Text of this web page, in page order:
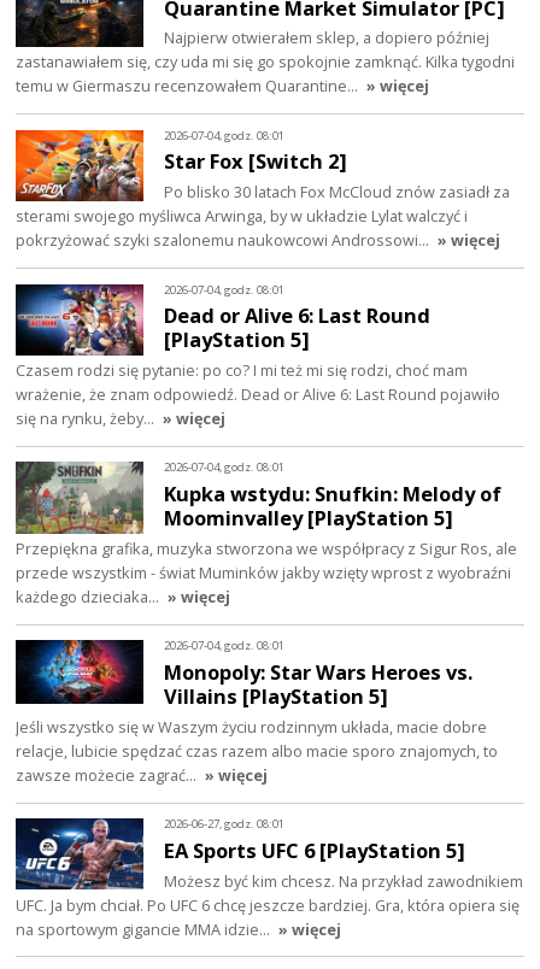
Quarantine Market Simulator [PC]
Najpierw otwierałem sklep, a dopiero później
zastanawiałem się, czy uda mi się go spokojnie zamknąć. Kilka tygodni
temu w Giermaszu recenzowałem Quarantine… » więcej
2026-07-04, godz. 08:01
Star Fox [Switch 2]
Po blisko 30 latach Fox McCloud znów zasiadł za
sterami swojego myśliwca Arwinga, by w układzie Lylat walczyć i
pokrzyżować szyki szalonemu naukowcowi Androssowi… » więcej
2026-07-04, godz. 08:01
Dead or Alive 6: Last Round
[PlayStation 5]
Czasem rodzi się pytanie: po co? I mi też mi się rodzi, choć mam
wrażenie, że znam odpowiedź. Dead or Alive 6: Last Round pojawiło
się na rynku, żeby… » więcej
2026-07-04, godz. 08:01
Kupka wstydu: Snufkin: Melody of
Moominvalley [PlayStation 5]
Przepiękna grafika, muzyka stworzona we współpracy z Sigur Ros, ale
przede wszystkim - świat Muminków jakby wzięty wprost z wyobraźni
każdego dzieciaka… » więcej
2026-07-04, godz. 08:01
Monopoly: Star Wars Heroes vs.
Villains [PlayStation 5]
Jeśli wszystko się w Waszym życiu rodzinnym układa, macie dobre
relacje, lubicie spędzać czas razem albo macie sporo znajomych, to
zawsze możecie zagrać… » więcej
2026-06-27, godz. 08:01
EA Sports UFC 6 [PlayStation 5]
Możesz być kim chcesz. Na przykład zawodnikiem
UFC. Ja bym chciał. Po UFC 6 chcę jeszcze bardziej. Gra, która opiera się
na sportowym gigancie MMA idzie… » więcej